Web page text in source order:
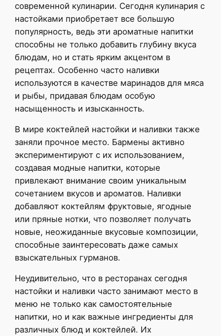
современной кулинарии. Сегодня кулинария с
настойками приобретает все большую
популярность, ведь эти ароматные напитки
способны не только добавить глубину вкуса
блюдам, но и стать ярким акцентом в
рецептах. Особенно часто наливки
используются в качестве маринадов для мяса
и рыбы, придавая блюдам особую
насыщенность и изысканность.
В мире коктейлей настойки и наливки также
заняли прочное место. Бармены активно
экспериментируют с их использованием,
создавая модные напитки, которые
привлекают внимание своим уникальным
сочетанием вкусов и ароматов. Наливки
добавляют коктейлям фруктовые, ягодные
или пряные нотки, что позволяет получать
новые, неожиданные вкусовые композиции,
способные заинтересовать даже самых
взыскательных гурманов.
Неудивительно, что в ресторанах сегодня
настойки и наливки часто занимают место в
меню не только как самостоятельные
напитки, но и как важные ингредиенты для
различных блюд и коктейлей. Их